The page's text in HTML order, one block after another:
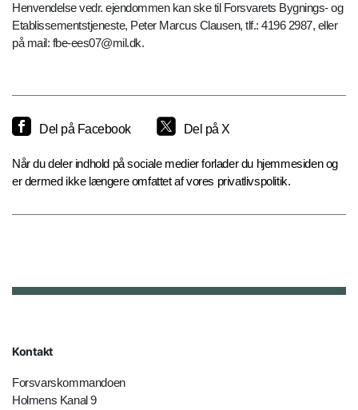
Henvendelse vedr. ejendommen kan ske til Forsvarets Bygnings- og
Etablissementstjeneste, Peter Marcus Clausen, tlf.: 4196 2987, eller
på mail: fbe-ees07@mil.dk.
Del på Facebook Del på X
Når du deler indhold på sociale medier forlader du hjemmesiden og
er dermed ikke længere omfattet af vores privatlivspolitik.
Kontakt
Forsvarskommandoen
Holmens Kanal 9